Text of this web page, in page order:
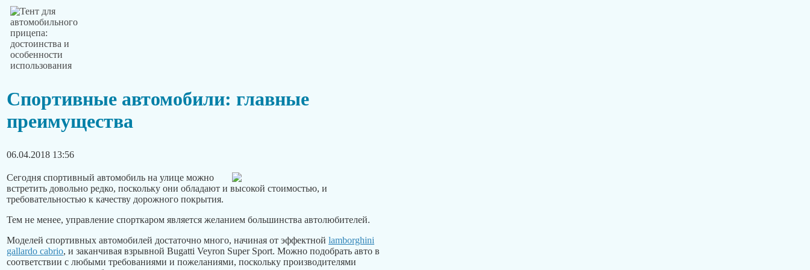
Спортивные автомобили: главные
преимущества
06.04.2018 13:56
Сегодня спортивный автомобиль на улице можно
встретить довольно редко, поскольку они обладают и высокой стоимостью, и
требовательностью к качеству дорожного покрытия.
Тем не менее, управление спорткаром является желанием большинства автолюбителей.
Моделей спортивных автомобилей достаточно много, начиная от эффектной lamborghini
gallardo cabrio, и заканчивая взрывной Bugatti Veyron Super Sport. Можно подобрать авто в
соответствии с любыми требованиями и пожеланиями, поскольку производителями